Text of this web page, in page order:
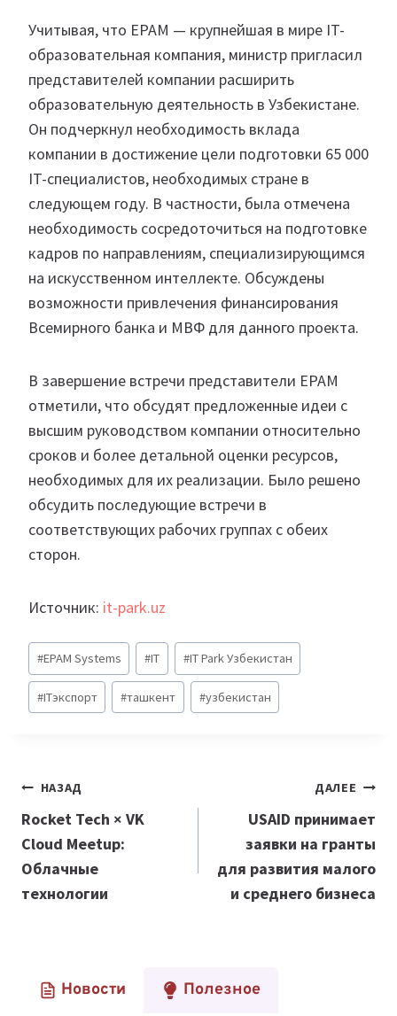
Учитывая, что EPAM — крупнейшая в мире IT-
образовательная компания, министр пригласил
представителей компании расширить
образовательную деятельность в Узбекистане.
Он подчеркнул необходимость вклада
компании в достижение цели подготовки 65 000
IT-специалистов, необходимых стране в
следующем году. В частности, была отмечена
необходимость сосредоточиться на подготовке
кадров по направлениям, специализирующимся
на искусственном интеллекте. Обсуждены
возможности привлечения финансирования
Всемирного банка и МВФ для данного проекта.
В завершение встречи представители EPAM
отметили, что обсудят предложенные идеи с
высшим руководством компании относительно
сроков и более детальной оценки ресурсов,
необходимых для их реализации. Было решено
обсудить последующие встречи в
соответствующих рабочих группах с обеих
сторон.
Источник: it-park.uz
Метки
записи:
#EPAM Systems #IT #IT Park Узбекистан
#ITэкспорт #ташкент #узбекистан
Навигация
по
записям
НАЗАД
Rocket Tech × VK
Cloud Meetup:
Облачные
технологии
ДАЛЕЕ
USAID принимает
заявки на гранты
для развития малого
и среднего бизнеса
Новости Полезное